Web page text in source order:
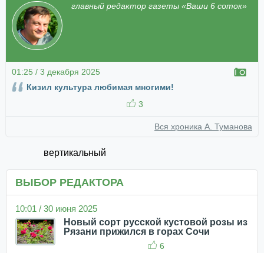
главный редактор газеты «Ваши 6 соток»
01:25 / 3 декабря 2025
Кизил культура любимая многими!
3
Вся хроника А. Туманова
вертикальный
ВЫБОР РЕДАКТОРА
10:01 / 30 июня 2025
Новый сорт русской кустовой розы из
Рязани прижился в горах Сочи
6